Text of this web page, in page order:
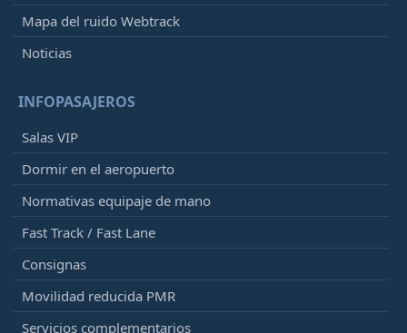
Mapa del ruido Webtrack
Noticias
INFOPASAJEROS
Salas VIP
Dormir en el aeropuerto
Normativas equipaje de mano
Fast Track / Fast Lane
Consignas
Movilidad reducida PMR
Servicios complementarios